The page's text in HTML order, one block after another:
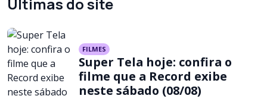
FILMES
Super Tela hoje: confira o
filme que a Record exibe
neste sábado (08/08)